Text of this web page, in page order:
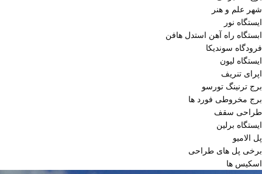
شهر علم و هنر
ایستگاه نور
ابستگاه راه آهن استدل هافن
فرودگاه سوندیکا
ایستگاه لیون
اپرای تنریف
برج ترنینگ تورسو
برج مخروطی فورد ها
طراحی سقف
ایستگاه برلین
پل الامیو
برخی پل های طراحی
اسکیس ها